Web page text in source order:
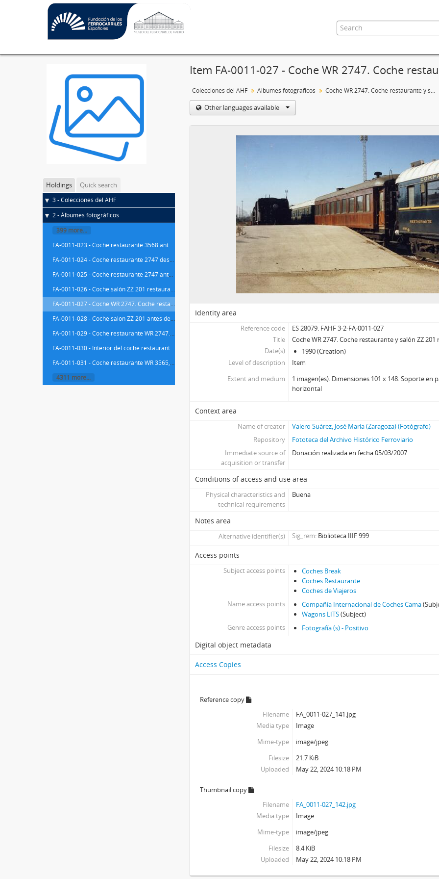
Holdings Quick search
3 - Colecciones del AHF
2 - Álbumes fotográficos
399 more...
FA-0011-023 - Coche restaurante 3568 antes de restaurar en Madrid en 1990
FA-0011-024 - Coche restaurante 2747 después de restaurar en Madrid en 1990
FA-0011-025 - Coche restaurante 2747 antes de restaurar en Madrid en 1989
FA-0011-026 - Coche salón ZZ 201 restaurado en 1990
FA-0011-027 - Coche WR 2747. Coche restaurante y salón ZZ 201 restaurados
FA-0011-028 - Coche salón ZZ 201 antes de la restauración de 1989
FA-0011-029 - Coche restaurante WR 2747. Antes de comenzar la restauración en el año 1989
FA-0011-030 - Interior del coche restaurante WR 2747 tipo Pullmad Sud Expres
FA-0011-031 - Coche restaurante WR 3565, en proceso de restauración en 1991
4311 more...
Item FA-0011-027 - Coche WR 2747. Coche
Colecciones del AHF Álbumes fotográficos Coche WR 2747. Coche restaurante y salón ZZ 201 restaurados
Other languages available
Identity area
Reference code
ES 28079. FAHF 3-2-FA-0011-027
Title
Coche WR 2747. Coche restaurante y salón ZZ
Date(s)
1990 (Creation)
Level of description
Item
Extent and medium
1 imagen(es). Dimensiones 101 x 148. Soporte en
horizontal
Context area
Name of creator
Valero Suárez, José María (Zaragoza) (Fotógrafo)
Repository
Fototeca del Archivo Histórico Ferroviario
Immediate source of
acquisition or transfer
Donación realizada en fecha 05/03/2007
Conditions of access and use area
Physical characteristics and
technical requirements
Buena
Notes area
Alternative identifier(s) Sig_rem Biblioteca IIIF 999
Access points
Subject access points
Coches Break
Coches Restaurante
Coches de Viajeros
Name access points
Compañía Internacional de Coches Cama
Wagons LITS(Subject)
Genre access points
Fotografía (s) - Positivo
Digital object metadata
Access Copies
Reference copy
Filename
FA_0011-027_141.jpg
Media type
Image
Mime-type
image/jpeg
Filesize
21.7 KiB
Uploaded
May 22, 2024 10:18 PM
Thumbnail copy
Filename
FA_0011-027_142.jpg
Media type
Image
Mime-type
image/jpeg
Filesize
8.4 KiB
Uploaded
May 22, 2024 10:18 PM